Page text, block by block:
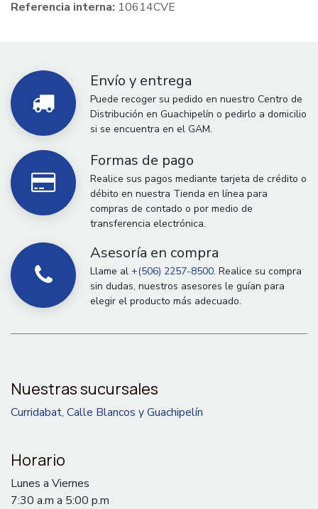
Referencia interna: 10614CVE
Envío y entrega
Puede recoger su pedido en nuestro Centro de
Distribución en Guachipelín o pedirlo a domicilio
si se encuentra en el GAM.
Formas de pago
Realice sus pagos mediante tarjeta de crédito o
débito en nuestra Tienda en línea para
compras de contado o por medio de
transferencia electrónica.
Asesoría en compra
Llame al +(506) 2257-8500. Realice su compra
sin dudas, nuestros asesores le guían para
elegir el producto más adecuado.
Nuestras sucursales
Curridabat, Calle Blancos y Guachipelín
Horario
Lunes a Viernes
7:30 a.m a 5:00 p.m